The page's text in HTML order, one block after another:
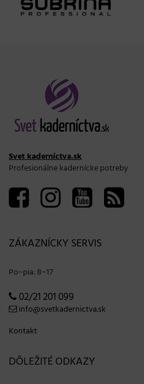
Svet kaderníctva.sk
Profesionálne kadernícke potreby
ZÁKAZNÍCKY SERVIS
Po−pia: 8−17
02/21 201 099
info@svetkadernictva.sk
Kontakt
DÔLEŽITÉ ODKAZY